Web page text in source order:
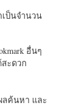
ป็นจำนวน
อื่นๆ
สะดวก
ลค้นหา และ